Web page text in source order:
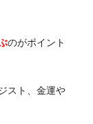
のがポイント
スト、金運や